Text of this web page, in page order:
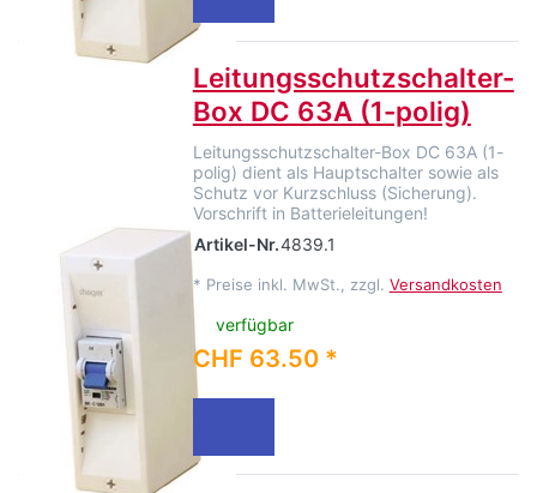
Leitungsschutzschalter-
Box DC 63A (1-polig)
Leitungsschutzschalter-Box DC 63A (1-
polig) dient als Hauptschalter sowie als
Schutz vor Kurzschluss (Sicherung).
Vorschrift in Batterieleitungen!
Artikel-Nr.4839.1
* Preise inkl. MwSt., zzgl. Versandkosten
verfügbar
CHF 63.50 *